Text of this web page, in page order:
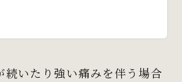
続いたり強い痛みを伴う場合